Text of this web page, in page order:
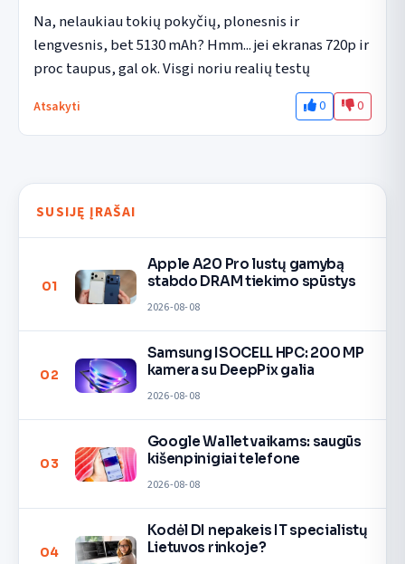
Na, nelaukiau tokių pokyčių, plonesnis ir
lengvesnis, bet 5130 mAh? Hmm... jei ekranas 720p ir
proc taupus, gal ok. Visgi noriu realių testų
Atsakyti 0 0
SUSIJĘ ĮRAŠAI
01
Apple A20 Pro lustų gamybą
stabdo DRAM tiekimo spūstys
2026-08-08
02
Samsung ISOCELL HPC: 200 MP
kamera su DeepPix galia
2026-08-08
03
Google Wallet vaikams: saugūs
kišenpinigiai telefone
2026-08-08
04
Kodėl DI nepakeis IT specialistų
Lietuvos rinkoje?